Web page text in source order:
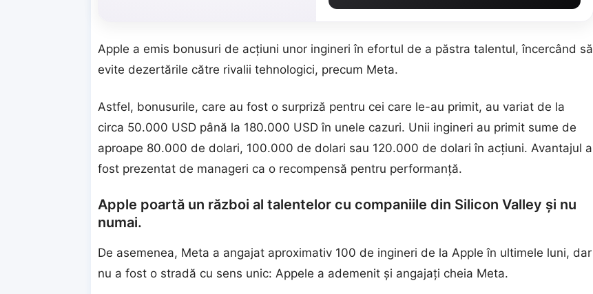
Apple a emis bonusuri de acțiuni unor ingineri în efortul de a păstra talentul, încercând să
evite dezertările către rivalii tehnologici, precum Meta.
Astfel, bonusurile, care au fost o surpriză pentru cei care le-au primit, au variat de la
circa 50.000 USD până la 180.000 USD în unele cazuri. Unii ingineri au primit sume de
aproape 80.000 de dolari, 100.000 de dolari sau 120.000 de dolari în acțiuni. Avantajul a
fost prezentat de manageri ca o recompensă pentru performanță.
Apple poartă un război al talentelor cu companiile din Silicon Valley și nu
numai.
De asemenea, Meta a angajat aproximativ 100 de ingineri de la Apple în ultimele luni, dar
nu a fost o stradă cu sens unic: Appele a ademenit şi angajaţi cheia Meta.